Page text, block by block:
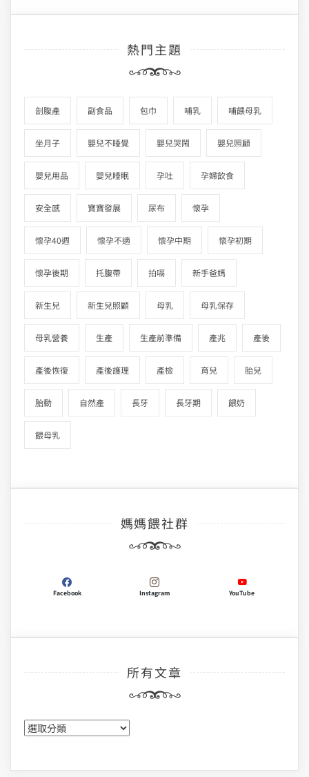
熱門主題
剖腹產 副食品 包巾 哺乳 哺餵母乳
坐月子 嬰兒不睡覺 嬰兒哭鬧 嬰兒照顧
嬰兒用品 嬰兒睡眠 孕吐 孕婦飲食
安全感 寶寶發展 尿布 懷孕
懷孕40週 懷孕不適 懷孕中期 懷孕初期
懷孕後期 托腹帶 拍嗝 新手爸媽
新生兒 新生兒照顧 母乳 母乳保存
母乳營養 生產 生產前準備 產兆 產後
產後恢復 產後護理 產檢 育兒 胎兒
胎動 自然產 長牙 長牙期 餵奶
餵母乳
媽媽餵社群
Facebook Instagram YouTube
所有文章
所
有
章